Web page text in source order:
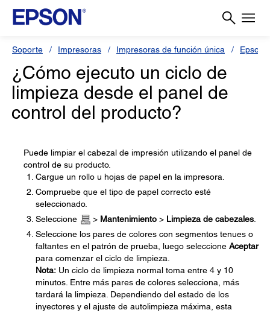
Soporte Impresoras Impresoras de función única Epson
¿Cómo ejecuto un ciclo de
limpieza desde el panel de
control del producto?
Puede limpiar el cabezal de impresión utilizando el panel de
control de su producto.
Cargue un rollo u hojas de papel en la impresora.
Compruebe que el tipo de papel correcto esté
seleccionado.
Seleccione
> Mantenimiento > Limpieza de cabezales
Seleccione los pares de colores con segmentos tenues o
faltantes en el patrón de prueba, luego seleccione Aceptar
para comenzar el ciclo de limpieza.
Nota: Un ciclo de limpieza normal toma entre 4 y 10
minutos. Entre más pares de colores selecciona, más
tardará la limpieza. Dependiendo del estado de los
inyectores y el ajuste de autolimpieza máxima, esta